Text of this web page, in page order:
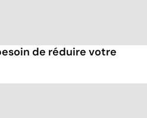
de réduire votre